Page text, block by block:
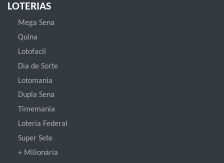
LOTERIAS
Mega Sena
Quina
Lotofacil
Dia de Sorte
Lotomania
Dupla Sena
Timemania
Loteria Federal
Super Sete
+ Milionária